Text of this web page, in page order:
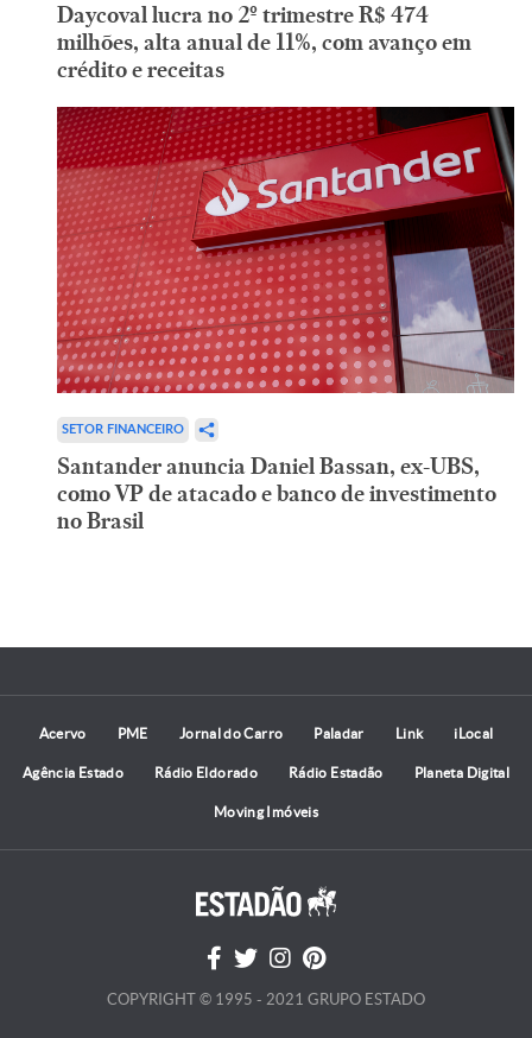
Daycoval lucra no 2º trimestre R$ 474
milhões, alta anual de 11%, com avanço em
crédito e receitas
SETOR FINANCEIRO
Santander anuncia Daniel Bassan, ex-UBS,
como VP de atacado e banco de investimento
no Brasil
Acervo PME Jornal do Carro Paladar Link iLocal
Agência Estado Rádio Eldorado Rádio Estadão Planeta Digital
Moving Imóveis
COPYRIGHT © 1995 - 2021 GRUPO ESTADO